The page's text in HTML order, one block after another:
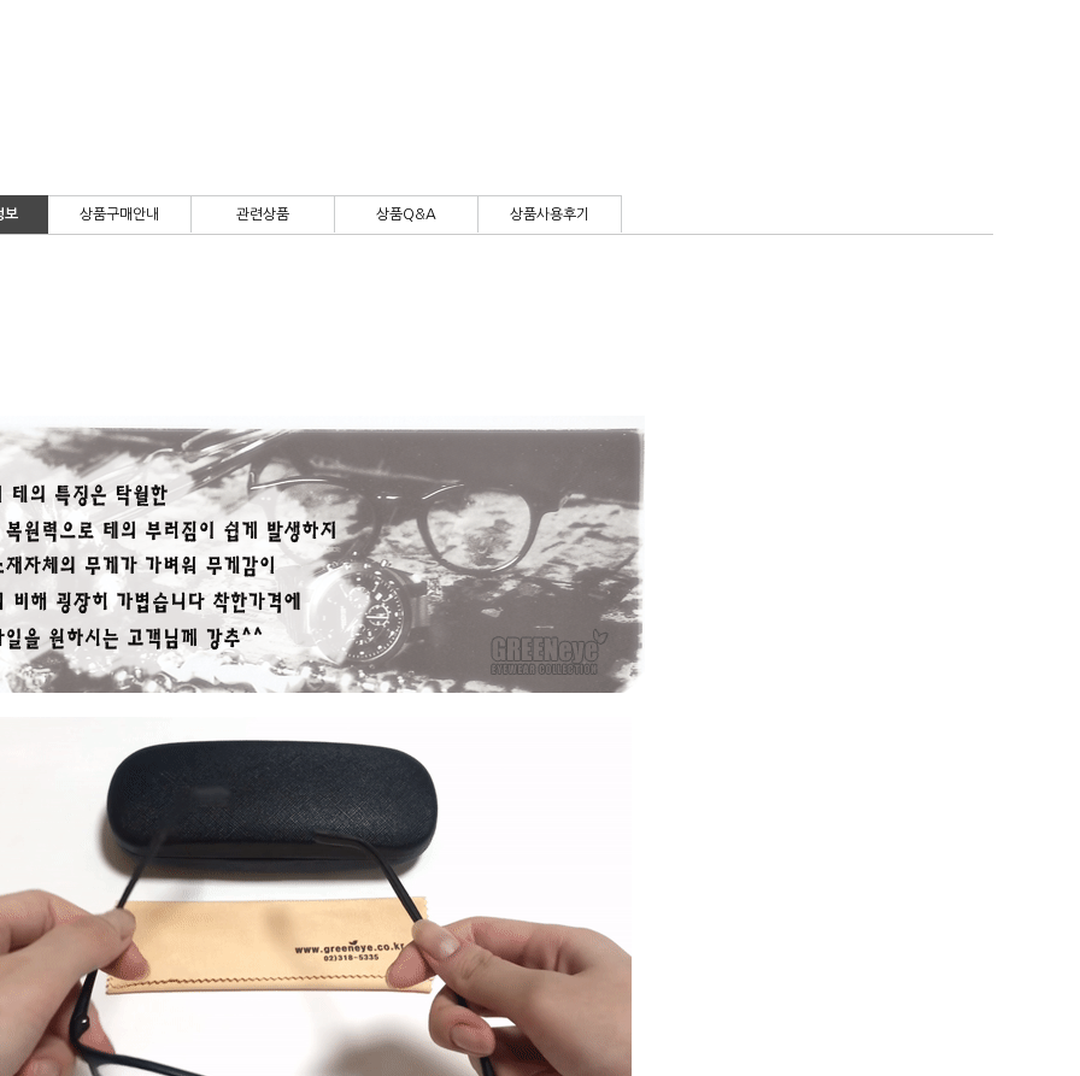
보 상품구매안내 관련상품 상품Q&A 상품사용후기